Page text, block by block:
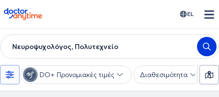
doctoranytime EL
Νευροψυχολόγος, Πολυτεχνείο
DO+ Προνομιακές τιμές Διαθεσιμότητα